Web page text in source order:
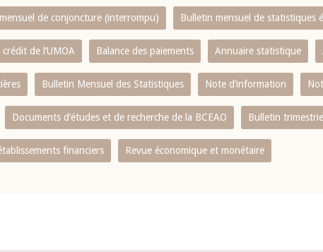
de conjoncture (interrompu) Bulletin mensuel de statistiques
de l‘UMOA Balance des paiements Annuaire statistique
Bulletin Mensuel des Statistiques Note d’information
Documents d’études et de recherche de la BCEAO Bulletin
financiers Revue économique et monétaire